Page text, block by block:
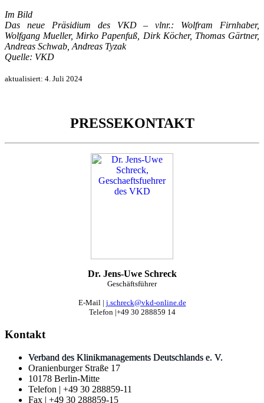
Im Bild
Das neue Präsidium des VKD – vlnr.: Wolfram Firnhaber,
Wolfgang Mueller, Mirko Papenfuß, Dirk Köcher, Thomas Gärtner,
Andreas Schwab, Andreas Tyzak
Quelle: VKD
aktualisiert: 4. Juli 2024
PRESSEKONTAKT
Dr. Jens-Uwe Schreck
Geschäftsführer
E-Mail | j.schreck@vkd-online.de
Telefon |+49 30 288859 14
Kontakt
Verband des Klinikmanagements Deutschlands e. V.
Oranienburger Straße 17
10178 Berlin-Mitte
Telefon | +49 30 288859-11
Fax | +49 30 288859-15